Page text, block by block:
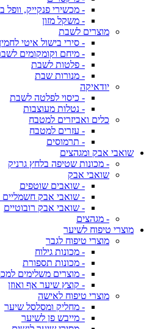
- מכשירי פנקייק, וופל
- משקל מזון
מוצרים לשבת
- סירי בישול איטי
- מיחם וקומקומים
- פלטות לשבת
- מנורות שבת
יודאיקה
- כיסוי לפלטה לשבת
- נטלות מעוצבות
כלים ואביזרים למטבח
- עזרים למטבח
- תרמוסים
שואבי אבק ומגהצים
- מכונות שטיפה בלחץ גרניק
שואבי אבק
- שואבים שוטפים
- שואבי אבק חשמליים
- שואבי אבק רובוטיים
- מגהצים
מוצרי טיפוח לשיער
מוצרי טיפוח לגבר
- מכונות גילוח
- מכונות תספורת
- מוצרים משלימים
- קוצץ שיער אף ואוזן
מוצרי טיפוח לאישה
- מחליק ומסלסל שיער
- מייבש פן לשיער